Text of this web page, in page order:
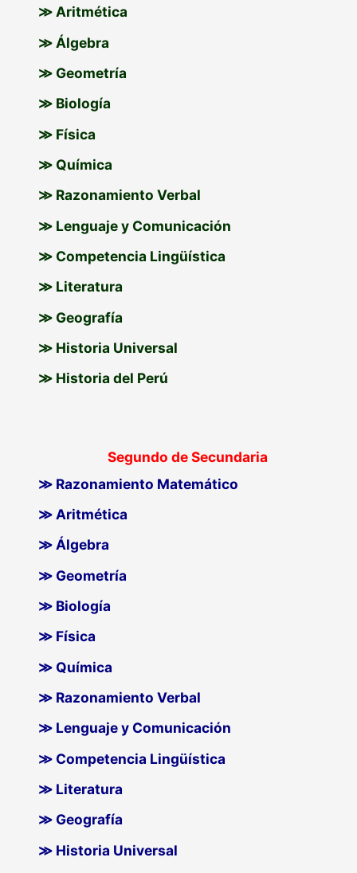
p
o
≫ Aritmética
≫ Álgebra
≫ Geometría
≫ Biología
≫ Física
≫ Química
≫ Razonamiento Verbal
≫ Lenguaje y Comunicación
≫ Competencia Lingüística
≫ Literatura
≫ Geografía
≫ Historia Universal
≫ Historia del Perú
Segundo de Secundaria
≫ Razonamiento Matemático
≫ Aritmética
≫ Álgebra
≫ Geometría
≫ Biología
≫ Física
≫ Química
≫ Razonamiento Verbal
≫ Lenguaje y Comunicación
≫ Competencia Lingüística
≫ Literatura
≫ Geografía
≫ Historia Universal